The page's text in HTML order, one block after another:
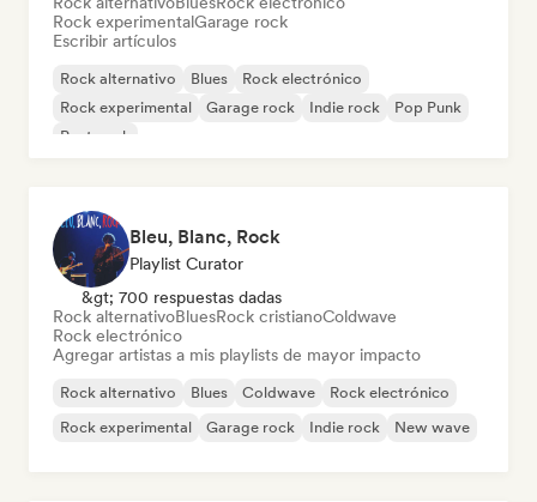
Rock experimentalGarage rock
Escribir artículos
Rock alternativo Blues
Rock electrónico
Rock experimental
Garage rock Indie rock
Pop Punk
Post punk
Bleu, Blanc, Rock
Playlist Curator
&gt; 700 respuestas dadas
Rock alternativoBluesRock cristianoColdwave
Rock electrónico
Agregar artistas a mis playlists de mayor impacto
Rock alternativo Blues Coldwave
Rock electrónico
Rock experimental
Garage rock Indie rock New wave